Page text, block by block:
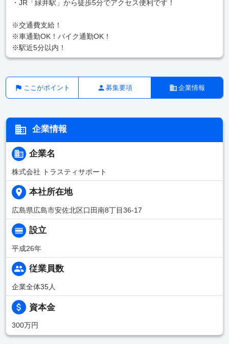
・JR「緑井駅」から徒歩5分でアクセス便利です！
※交通費支給！
※車通勤OK！バイク通勤OK！
※駅近5分以内！
ここがポイント 募集要項 企業情報
企業情報
企業名
株式会社 トラスティサポート
本社所在地
広島県広島市安佐北区口田南8丁目36-17
設立
平成26年
従業員数
企業全体35人
資本金
300万円